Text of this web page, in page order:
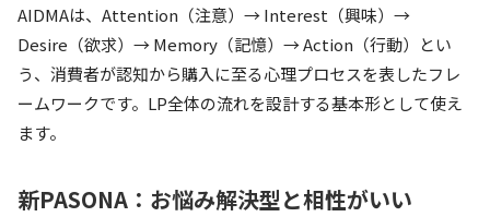
AIDMAは、Attention（注意）→ Interest（興味）→
Desire（欲求）→ Memory（記憶）→ Action（行動）とい
う、消費者が認知から購入に至る心理プロセスを表したフレ
ームワークです。LP全体の流れを設計する基本形として使え
ます。
新PASONA：お悩み解決型と相性がいい